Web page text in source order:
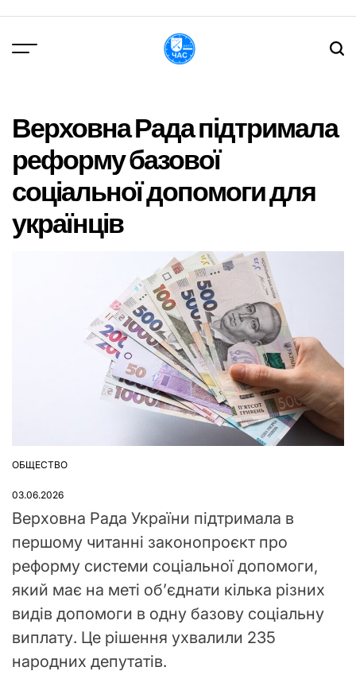
вмісту
Верховна Рада підтримала
реформу базової
соціальної допомоги для
українців
ОПУБЛІКУВАТИ
ОБЩЕСТВО
03.06.2026
Верховна Рада України підтримала в
першому читанні законопроєкт про
реформу системи соціальної допомоги,
який має на меті об’єднати кілька різних
видів допомоги в одну базову соціальну
виплату. Це рішення ухвалили 235
народних депутатів.